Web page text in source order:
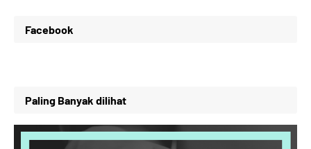
Facebook
Paling Banyak dilihat